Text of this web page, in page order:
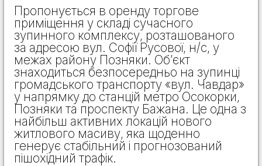
Пропонується в оренду торгове
приміщення у складі сучасного
зупинного комплексу, розташованого
за адресою вул. Софії Русової, н/с, у
межах району Позняки. Об’єкт
знаходиться безпосередньо на зупинці
громадського транспорту «вул. Чавдар»
у напрямку до станцій метро Осокорки,
Позняки та проспекту Бажана. Це одна з
найбільш активних локацій нового
житлового масиву, яка щоденно
генерує стабільний і прогнозований
пішохідний трафік.